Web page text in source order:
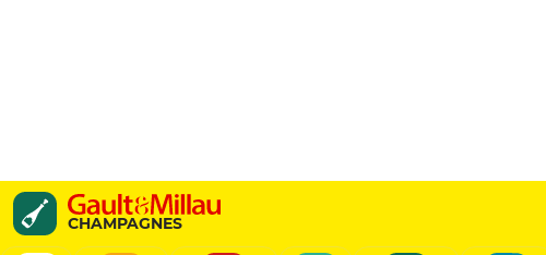
CHAMPAGNES
Brut Zéro
Lété-Vautrain